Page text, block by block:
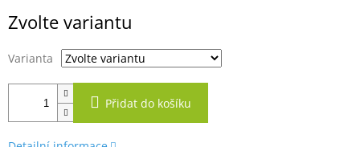
cena:
Zvolte variantu
Varianta
Přidat do košíku